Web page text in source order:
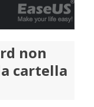
non
cartella